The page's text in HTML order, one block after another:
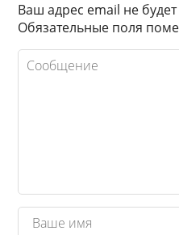
Ваш адрес email не
Обязательные поля